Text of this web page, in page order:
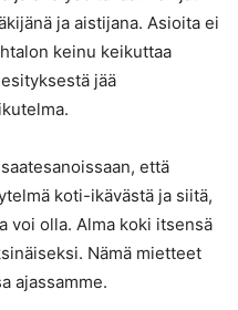
ja aistijana. Asioita ei
keinu keikuttaa
jää
että
koti-ikävästä ja siitä,
voi olla. Alma koki itsensä
Nämä mietteet
ajassamme.